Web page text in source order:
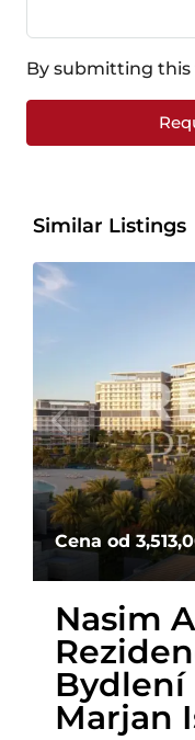
By submitting
Similar Listings
Cena od
Nasim
Bydlení
Marjan